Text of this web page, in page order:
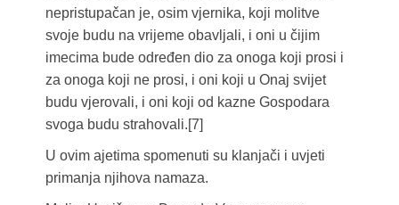
nepristupačan je, osim vjernika, koji molitve
svoje budu na vrijeme obavljali, i oni u čijim
imecima bude određen dio za onoga koji prosi i
za onoga koji ne prosi, i oni koji u Onaj svijet
budu vjerovali, i oni koji od kazne Gospodara
svoga budu strahovali.[7]
U ovim ajetima spomenuti su klanjači i uvjeti
primanja njihova namaza.